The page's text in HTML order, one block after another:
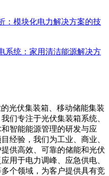
：模块化电力解决方案的技
系统：家用清洁能源解决方
的光伏集装箱、移动储能集装
们专注于光伏集装箱系统、
智能能源管理的研发与应
经验，我们为工业、商业、
供高效、可靠的储能和光伏
用于电力调峰、应急供电、
个领域，为客户提供具有竞